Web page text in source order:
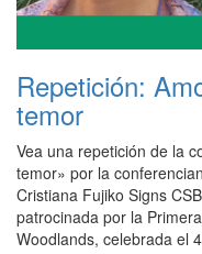
Repetición:
temor
Vea una repetición de la
temor» por la
Cristiana Fujiko Signs
patrocinada por la
Woodlands, celebrada el